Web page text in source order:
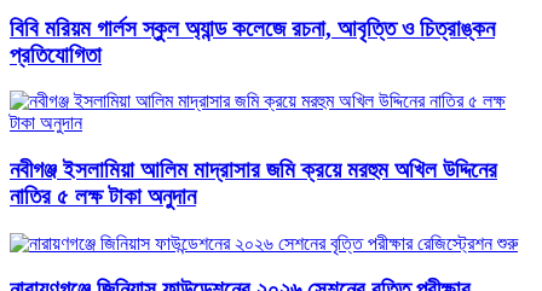
বিবি মরিয়ম গার্লস স্কুল অ্যান্ড কলেজে রচনা, আবৃত্তি ও চিত্রাঙ্কন
প্রতিযোগিতা
নবীগঞ্জ ইসলামিয়া আলিম মাদ্রাসার জমি ক্রয়ে মরহুম অখিল উদ্দিনের
নাতির ৫ লক্ষ টাকা অনুদান